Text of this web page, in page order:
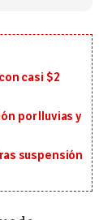
casi $2
por lluvias y
suspensión